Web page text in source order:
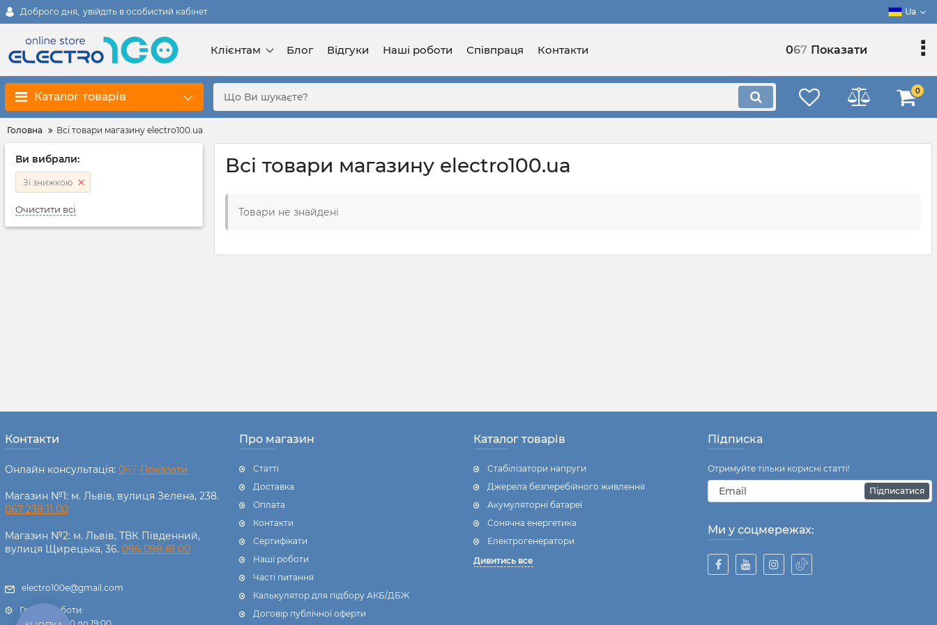
Доброго дня, увійдіть в особистий кабінет Ua
Клієнтам Блог Відгуки Наші роботи Співпраця Контакти 067 Показати
Каталог товарів 0
Головна Всі товари магазину electro100.ua
Ви вибрали:
Зі знижкою
Очистити всі
Всі товари магазину electro100.ua
Товари не знайдені
Контакти
Онлайн консультація: 067 Показати
Магазин №1: м. Львів, вулиця Зелена, 238.
067 238 11 00
Магазин №2: м. Львів, ТВК Південний,
вулиця Щирецька, 36. 096 098 81 00
electro100e@gmail.com
Графік роботи:
Про магазин
Статті
Доставка
Оплата
Контакти
Сертифікати
Наші роботи
Часті питання
Калькулятор для підбору АКБ/ДБЖ
Договір публічної оферти
Каталог товарів
Стабілізатори напруги
Джерела безперебійного живлення
Акумуляторні батареї
Сонячна енергетика
Електрогенератори
Дивитись все
Підписка
Отримуйте тільки корисні статті!
Підписатися
Ми у соцмережах: